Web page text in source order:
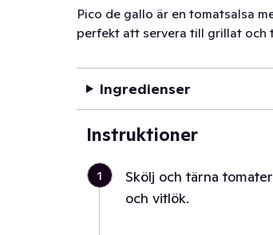
Pico de gallo är en tomatsalsa
perfekt att servera till grillat och
Ingredienser
Instruktioner
1
Skölj och tärna
och vitlök.